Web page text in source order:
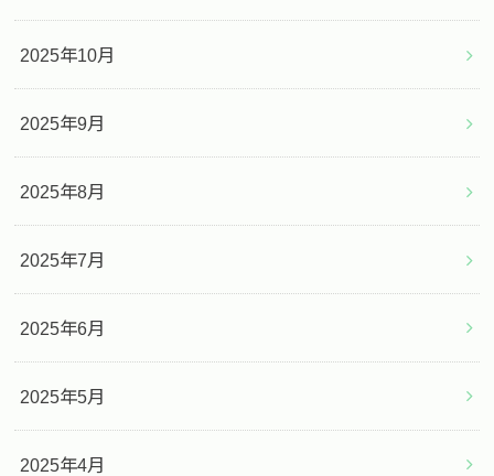
2025年10月
2025年9月
2025年8月
2025年7月
2025年6月
2025年5月
2025年4月